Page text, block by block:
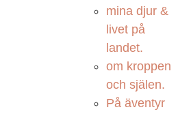
mina djur &
livet på
landet.
om kroppen
och själen.
På äventyr